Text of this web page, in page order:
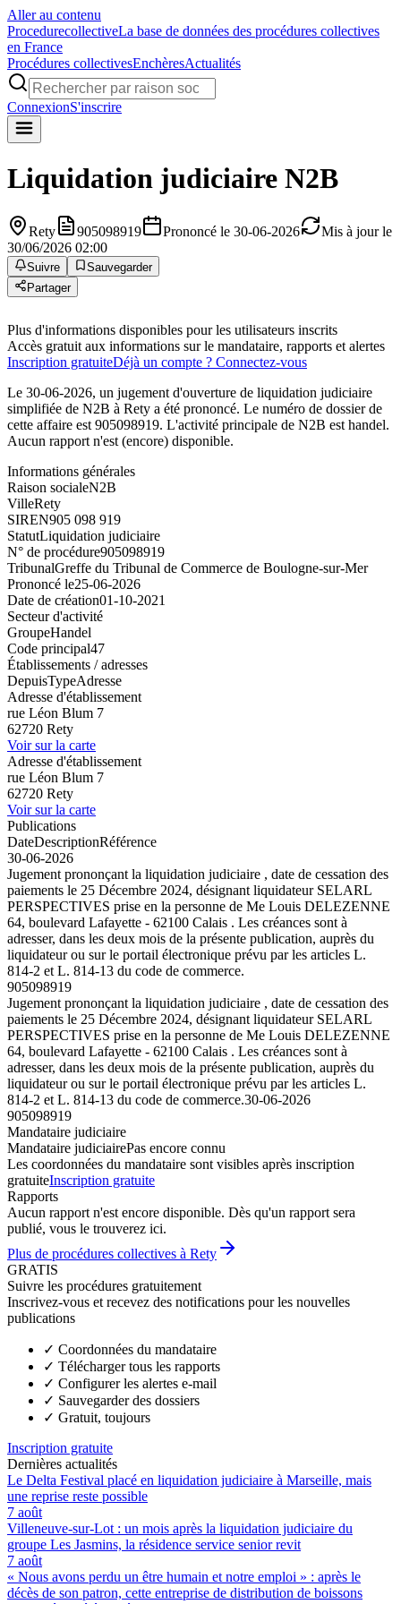
Aller au contenu
ProcedurecollectiveLa base de données des procédures collectives
en France
Procédures collectivesEnchèresActualités
ConnexionS'inscrire
Liquidation judiciaire N2B
Rety 905098919 Prononcé le 30-06-2026
Mis à jour le
30/06/2026 02:00
Suivre
Sauvegarder
Partager
Plus d'informations disponibles pour les utilisateurs inscrits
Accès gratuit aux informations sur le mandataire, rapports et alertes
Inscription gratuiteDéjà un compte ? Connectez-vous
Le 30-06-2026, un jugement d'ouverture de liquidation judiciaire
simplifiée de N2B à Rety a été prononcé. Le numéro de dossier de
cette affaire est 905098919. L'activité principale de N2B est handel.
Aucun rapport n'est (encore) disponible.
Informations générales
Raison socialeN2B
VilleRety
SIREN905 098 919
StatutLiquidation judiciaire
N° de procédure905098919
TribunalGreffe du Tribunal de Commerce de Boulogne-sur-Mer
Prononcé le25-06-2026
Date de création01-10-2021
Secteur d'activité
GroupeHandel
Code principal47
Établissements / adresses
DepuisTypeAdresse
Adresse d'établissement
rue Léon Blum 7
62720 Rety
Voir sur la carte
Adresse d'établissement
rue Léon Blum 7
62720 Rety
Voir sur la carte
Publications
DateDescriptionRéférence
30-06-2026
Jugement prononçant la liquidation judiciaire , date de cessation des
paiements le 25 Décembre 2024, désignant liquidateur SELARL
PERSPECTIVES prise en la personne de Me Louis DELEZENNE
64, boulevard Lafayette - 62100 Calais . Les créances sont à
adresser, dans les deux mois de la présente publication, auprès du
liquidateur ou sur le portail électronique prévu par les articles L.
814-2 et L. 814-13 du code de commerce.
905098919
Jugement prononçant la liquidation judiciaire , date de cessation des
paiements le 25 Décembre 2024, désignant liquidateur SELARL
PERSPECTIVES prise en la personne de Me Louis DELEZENNE
64, boulevard Lafayette - 62100 Calais . Les créances sont à
adresser, dans les deux mois de la présente publication, auprès du
liquidateur ou sur le portail électronique prévu par les articles L.
814-2 et L. 814-13 du code de commerce.30-06-2026
905098919
Mandataire judiciaire
Mandataire judiciairePas encore connu
Les coordonnées du mandataire sont visibles après inscription
gratuiteInscription gratuite
Rapports
Aucun rapport n'est encore disponible. Dès qu'un rapport sera
publié, vous le trouverez ici.
Plus de procédures collectives à Rety
GRATIS
Suivre les procédures gratuitement
Inscrivez-vous et recevez des notifications pour les nouvelles
publications
✓ Coordonnées du mandataire
✓ Télécharger tous les rapports
✓ Configurer les alertes e-mail
✓ Sauvegarder des dossiers
✓ Gratuit, toujours
Inscription gratuite
Dernières actualités
Le Delta Festival placé en liquidation judiciaire à Marseille, mais
une reprise reste possible
7 août
Villeneuve-sur-Lot : un mois après la liquidation judiciaire du
groupe Les Jasmins, la résidence service senior revit
7 août
« Nous avons perdu un être humain et notre emploi » : après le
décès de son patron, cette entreprise de distribution de boissons